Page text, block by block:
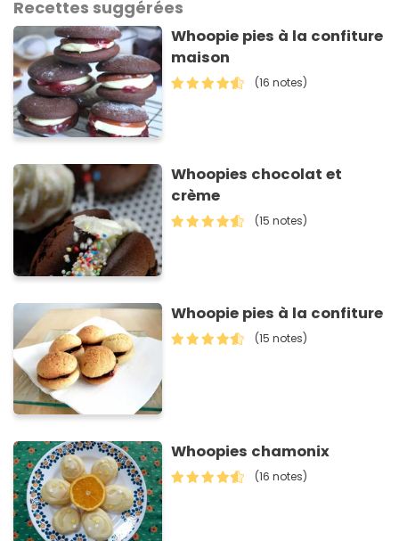
Recettes suggérées
Whoopie pies à la confiture
maison
(16 notes)
Whoopies chocolat et
crème
(15 notes)
Whoopie pies à la confiture
(15 notes)
Whoopies chamonix
(16 notes)